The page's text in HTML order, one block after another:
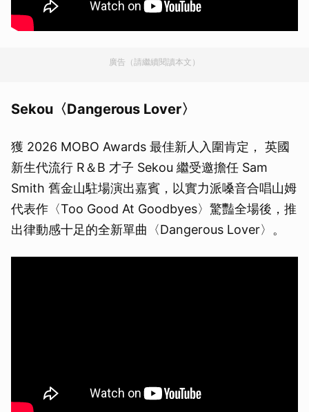
廣告（請繼續閱讀本文）
Sekou〈Dangerous Lover〉
獲 2026 MOBO Awards 最佳新人入圍肯定， 英國
新生代流行 R＆B 才子 Sekou 繼受邀擔任 Sam
Smith 舊金山駐場演出嘉賓，以實力派嗓音合唱山姆
代表作〈Too Good At Goodbyes〉驚豔全場後，推
出律動感十足的全新單曲〈Dangerous Lover〉。